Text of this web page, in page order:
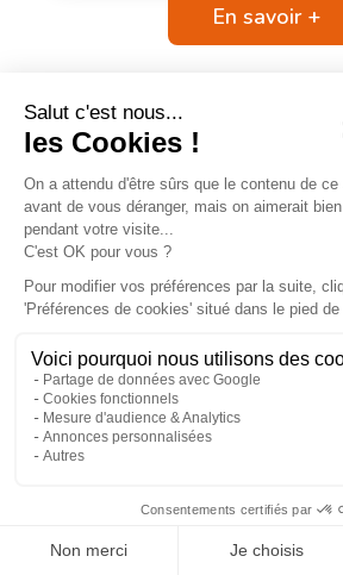
En savoir +